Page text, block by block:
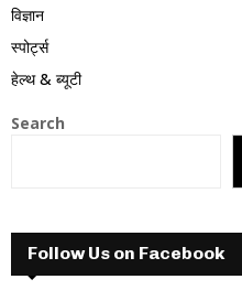
विज्ञान
स्पोर्ट्स
हेल्थ & ब्यूटी
Search
Follow Us on Facebook